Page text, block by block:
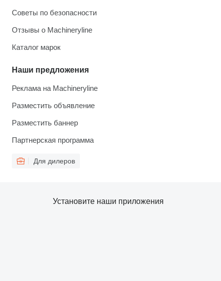
Советы по безопасности
Отзывы о Machineryline
Каталог марок
Наши предложения
Реклама на Machineryline
Разместить объявление
Разместить баннер
Партнерская программа
Для дилеров
Установите наши приложения